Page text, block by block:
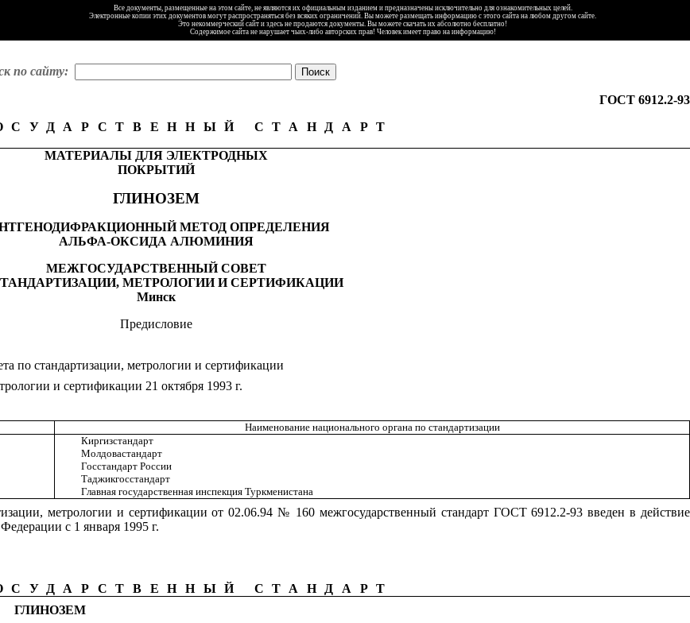
Все документы, размещенные на этом сайте, не являются их официальным изданием и предназначены исключительно для ознакомительных целей.
Электронные копии этих документов могут распространяться без всяких ограничений. Вы можете размещать информацию с этого сайта на любом другом сайте.
Это некоммерческий сайт и здесь не продаются документы. Вы можете скачать их абсолютно бесплатно!
Содержимое сайта не нарушает чьих-либо авторских прав! Человек имеет право на информацию!
по сайту:
ГОСТ 6912.2-93
СТАНДАРТ
МАТЕРИАЛЫ ДЛЯ ЭЛЕКТРОДНЫХ
ПОКРЫТИЙ
ГЛИНОЗЕМ
МЕТОД ОПРЕДЕЛЕНИЯ
АЛЬФА-ОКСИДА АЛЮМИНИЯ
МЕЖГОСУДАРСТВЕННЫЙ СОВЕТ
МЕТРОЛОГИИ И СЕРТИФИКАЦИИ
Минск
Предисловие
по стандартизации, метрологии и сертификации
и сертификации 21 октября 1993 г.
Наименование национального органа по стандартизации
Киргизстандарт
Молдовастандарт
Госстандарт России
Таджикгосстандарт
Главная государственная инспекция Туркменистана
метрологии и сертификации от 02.06.94 № 160 межгосударственный стандарт ГОСТ 6912.2-93 введен в действие
с 1 января 1995 г.
СТАНДАРТ
ГЛИНОЗЕМ